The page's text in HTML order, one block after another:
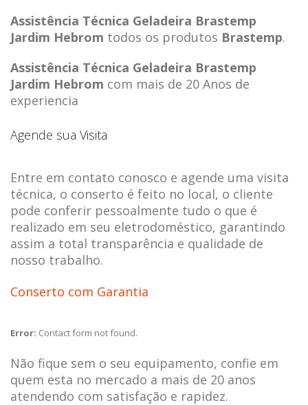
Assistência Técnica Geladeira Brastemp
Jardim Hebrom todos os produtos Brastemp.
Assistência Técnica Geladeira Brastemp
Jardim Hebrom com mais de 20 Anos de
experiencia
Agende sua Visita
Entre em contato conosco e agende uma visita
técnica, o conserto é feito no local, o cliente
pode conferir pessoalmente tudo o que é
realizado em seu eletrodoméstico, garantindo
assim a total transparência e qualidade de
nosso trabalho.
Conserto com Garantia
Error: Contact form not found.
Não fique sem o seu equipamento, confie em
quem esta no mercado a mais de 20 anos
atendendo com satisfação e rapidez.